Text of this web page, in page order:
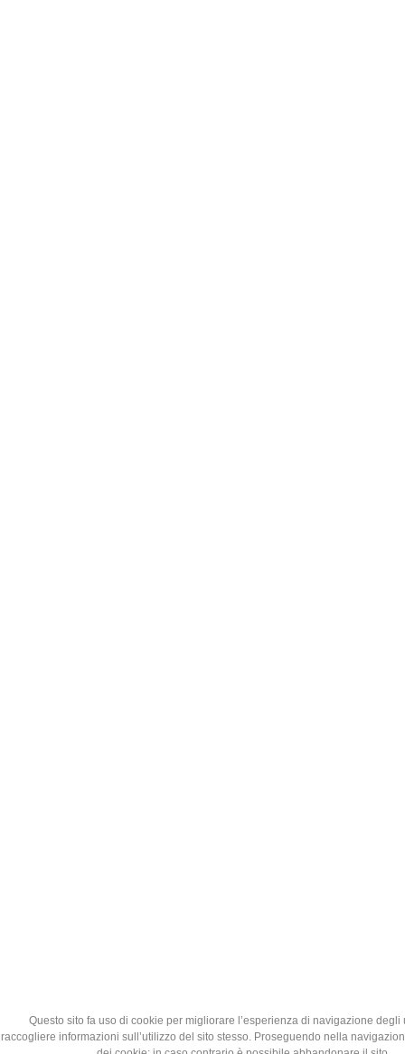
Questo sito fa uso di cookie per migliorare l’esperienza di navigazione degli
raccogliere informazioni sull’utilizzo del sito stesso. Proseguendo nella